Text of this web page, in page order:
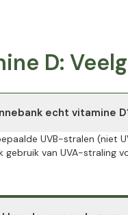
D:
echt vitamine
UVB-stralen (niet
gebruik van UVA-straling